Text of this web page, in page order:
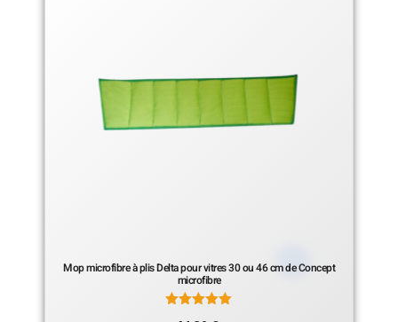
Mop microfibre à plis Delta pour vitres 30 ou 46 cm de Concept
microfibre